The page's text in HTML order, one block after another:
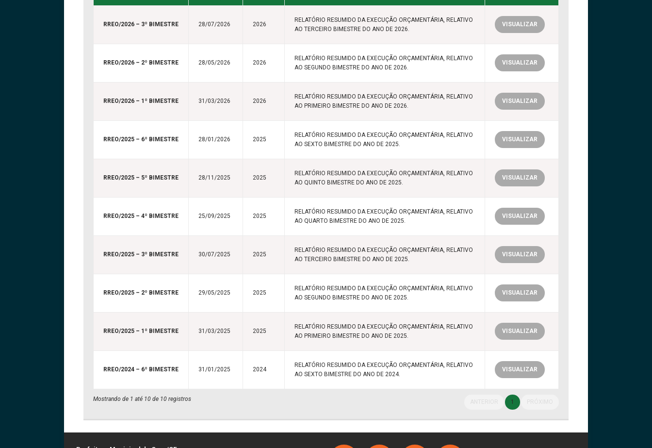
RREO/2026 – 3º BIMESTRE 28/07/2026 2026
RELATÓRIO RESUMIDO DA EXECUÇÃO ORÇAMENTÁRIA, RELATIVO
AO TERCEIRO BIMESTRE DO ANO DE 2026.
VISUALIZAR
RREO/2026 – 2º BIMESTRE 28/05/2026 2026
RELATÓRIO RESUMIDO DA EXECUÇÃO ORÇAMENTÁRIA, RELATIVO
AO SEGUNDO BIMESTRE DO ANO DE 2026.
VISUALIZAR
RREO/2026 – 1º BIMESTRE 31/03/2026 2026
RELATÓRIO RESUMIDO DA EXECUÇÃO ORÇAMENTÁRIA, RELATIVO
AO PRIMEIRO BIMESTRE DO ANO DE 2026.
VISUALIZAR
RREO/2025 – 6º BIMESTRE 28/01/2026 2025
RELATÓRIO RESUMIDO DA EXECUÇÃO ORÇAMENTÁRIA, RELATIVO
AO SEXTO BIMESTRE DO ANO DE 2025.
VISUALIZAR
RREO/2025 – 5º BIMESTRE 28/11/2025 2025
RELATÓRIO RESUMIDO DA EXECUÇÃO ORÇAMENTÁRIA, RELATIVO
AO QUINTO BIMESTRE DO ANO DE 2025.
VISUALIZAR
RREO/2025 – 4º BIMESTRE 25/09/2025 2025
RELATÓRIO RESUMIDO DA EXECUÇÃO ORÇAMENTÁRIA, RELATIVO
AO QUARTO BIMESTRE DO ANO DE 2025.
VISUALIZAR
RREO/2025 – 3º BIMESTRE 30/07/2025 2025
RELATÓRIO RESUMIDO DA EXECUÇÃO ORÇAMENTÁRIA, RELATIVO
AO TERCEIRO BIMESTRE DO ANO DE 2025.
VISUALIZAR
RREO/2025 – 2º BIMESTRE 29/05/2025 2025
RELATÓRIO RESUMIDO DA EXECUÇÃO ORÇAMENTÁRIA, RELATIVO
AO SEGUNDO BIMESTRE DO ANO DE 2025.
VISUALIZAR
RREO/2025 – 1º BIMESTRE 31/03/2025 2025
RELATÓRIO RESUMIDO DA EXECUÇÃO ORÇAMENTÁRIA, RELATIVO
AO PRIMEIRO BIMESTRE DO ANO DE 2025.
VISUALIZAR
RREO/2024 – 6º BIMESTRE 31/01/2025 2024
RELATÓRIO RESUMIDO DA EXECUÇÃO ORÇAMENTÁRIA, RELATIVO
AO SEXTO BIMESTRE DO ANO DE 2024.
VISUALIZAR
Mostrando de 1 até 10 de 10 registros 1